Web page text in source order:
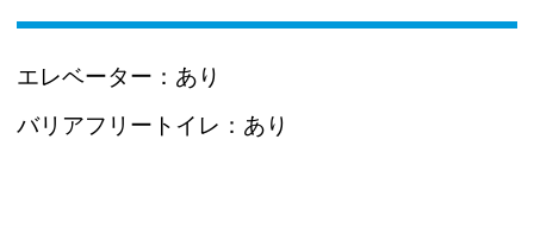
エレベーター： あり
バリアフリートイレ： あり